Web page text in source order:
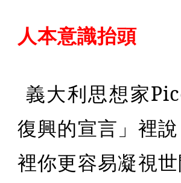
人本意識抬頭
義大利思想家
復興的宣言」裡
裡你更容易凝視